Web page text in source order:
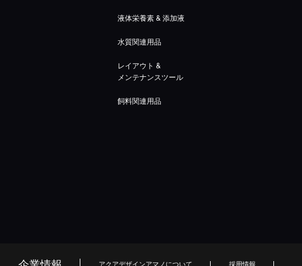
液体栄養素 & 添加液
水質関連用品
レイアウト &
メンテナンスツール
飼料関連用品
アクアデザインアマノについて 採用情報